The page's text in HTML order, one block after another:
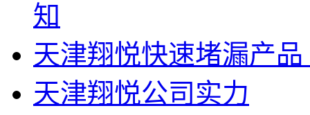
知
天津翔悦快速堵漏产
天津翔悦公司实力